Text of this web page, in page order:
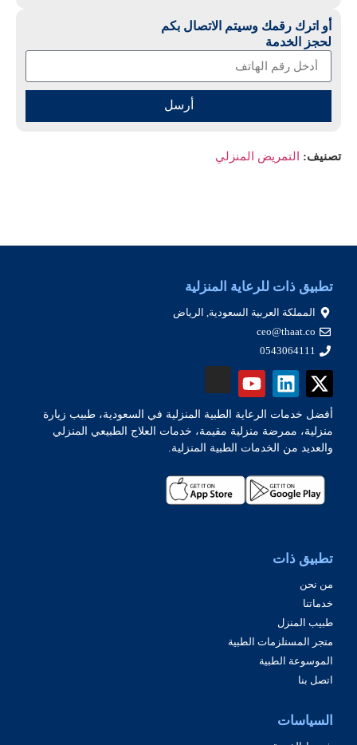
أو اترك رقمك وسيتم الاتصال بكم
لحجز الخدمة
أرسل
تصنيف: التمريض المنزلي
تطبيق ذات للرعاية المنزلية
المملكة العربية السعودية, الرياض
ceo@thaat.co
0543064111
أفضل خدمات الرعاية الطبية المنزلية في السعودية، طبيب زيارة
منزلية، ممرضة منزلية مقيمة، خدمات العلاج الطبيعي المنزلي
والعديد من الخدمات الطبية المنزلية.
تطبيق ذات
من نحن
خدماتنا
طبيب المنزل
متجر المستلزمات الطبية
الموسوعة الطبية
اتصل بنا
السياسات